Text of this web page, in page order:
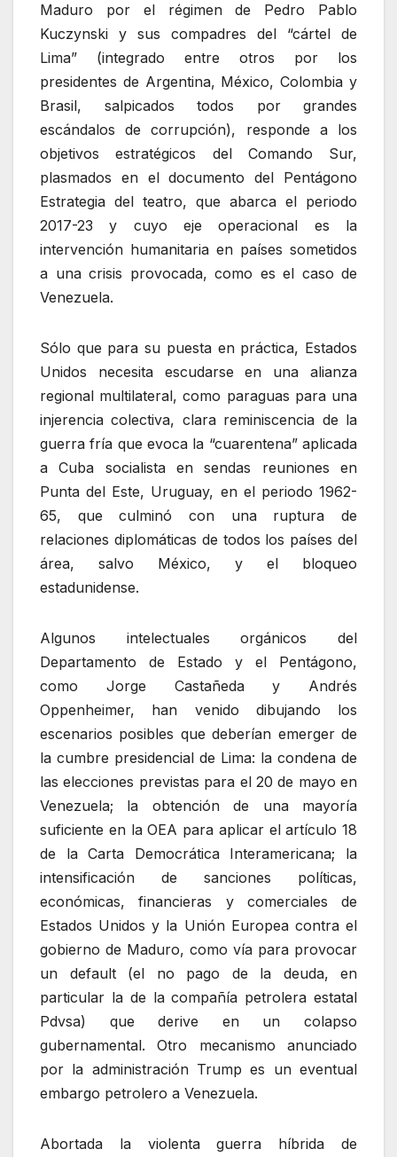
Maduro por el régimen de Pedro Pablo
Kuczynski y sus compadres del “cártel de
Lima” (integrado entre otros por los
presidentes de Argentina, México, Colombia y
Brasil, salpicados todos por grandes
escándalos de corrupción), responde a los
objetivos estratégicos del Comando Sur,
plasmados en el documento del Pentágono
Estrategia del teatro, que abarca el periodo
2017-23 y cuyo eje operacional es la
intervención humanitaria en países sometidos
a una crisis provocada, como es el caso de
Venezuela.
Sólo que para su puesta en práctica, Estados
Unidos necesita escudarse en una alianza
regional multilateral, como paraguas para una
injerencia colectiva, clara reminiscencia de la
guerra fría que evoca la “cuarentena” aplicada
a Cuba socialista en sendas reuniones en
Punta del Este, Uruguay, en el periodo 1962-
65, que culminó con una ruptura de
relaciones diplomáticas de todos los países del
área, salvo México, y el bloqueo
estadunidense.
Algunos intelectuales orgánicos del
Departamento de Estado y el Pentágono,
como Jorge Castañeda y Andrés
Oppenheimer, han venido dibujando los
escenarios posibles que deberían emerger de
la cumbre presidencial de Lima: la condena de
las elecciones previstas para el 20 de mayo en
Venezuela; la obtención de una mayoría
suficiente en la OEA para aplicar el artículo 18
de la Carta Democrática Interamericana; la
intensificación de sanciones políticas,
económicas, financieras y comerciales de
Estados Unidos y la Unión Europea contra el
gobierno de Maduro, como vía para provocar
un default (el no pago de la deuda, en
particular la de la compañía petrolera estatal
Pdvsa) que derive en un colapso
gubernamental. Otro mecanismo anunciado
por la administración Trump es un eventual
embargo petrolero a Venezuela.
Abortada la violenta guerra híbrida de